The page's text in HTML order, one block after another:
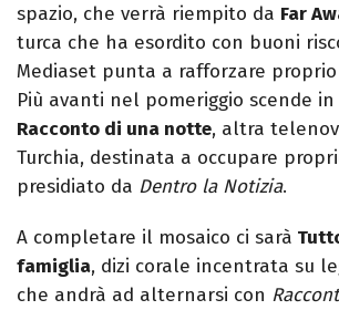
spazio, che verrà riempito da Far
turca che ha esordito con buoni
Mediaset punta a rafforzare
Più avanti nel pomeriggio scende in
Racconto di una notte, altra
Turchia, destinata a occupare
presidiato da Dentro la Notizia.
A completare il mosaico ci sarà
famiglia, dizi corale incentrata su
che andrà ad alternarsi con